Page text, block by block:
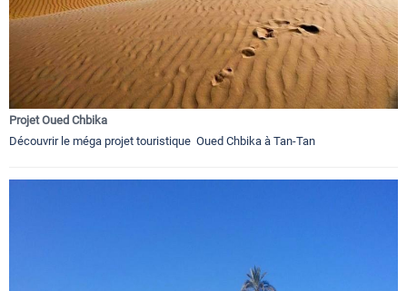
Projet Oued Chbika
Découvrir le méga projet touristique Oued Chbika à Tan-Tan